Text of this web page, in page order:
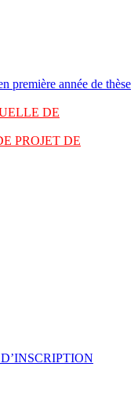
première année de thèse
DE
PROJET DE